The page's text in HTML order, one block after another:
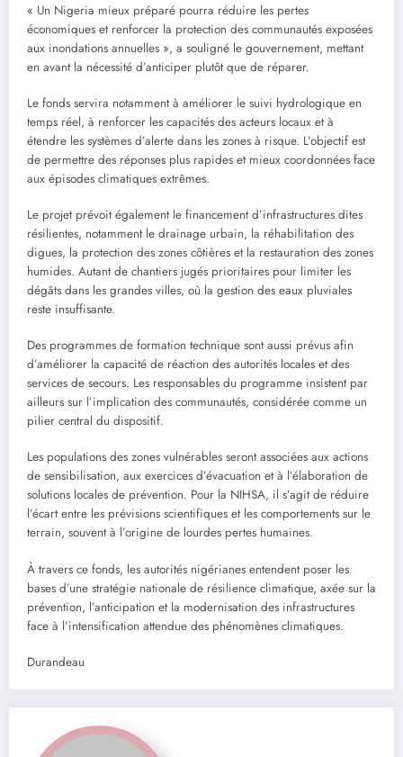
« Un Nigeria mieux préparé pourra réduire les pertes
économiques et renforcer la protection des communautés exposées
aux inondations annuelles », a souligné le gouvernement, mettant
en avant la nécessité d’anticiper plutôt que de réparer.
Le fonds servira notamment à améliorer le suivi hydrologique en
temps réel, à renforcer les capacités des acteurs locaux et à
étendre les systèmes d’alerte dans les zones à risque. L’objectif est
de permettre des réponses plus rapides et mieux coordonnées face
aux épisodes climatiques extrêmes.
Le projet prévoit également le financement d’infrastructures dites
résilientes, notamment le drainage urbain, la réhabilitation des
digues, la protection des zones côtières et la restauration des zones
humides. Autant de chantiers jugés prioritaires pour limiter les
dégâts dans les grandes villes, où la gestion des eaux pluviales
reste insuffisante.
Des programmes de formation technique sont aussi prévus afin
d’améliorer la capacité de réaction des autorités locales et des
services de secours. Les responsables du programme insistent par
ailleurs sur l’implication des communautés, considérée comme un
pilier central du dispositif.
Les populations des zones vulnérables seront associées aux actions
de sensibilisation, aux exercices d’évacuation et à l’élaboration de
solutions locales de prévention. Pour la NIHSA, il s’agit de réduire
l’écart entre les prévisions scientifiques et les comportements sur le
terrain, souvent à l’origine de lourdes pertes humaines.
À travers ce fonds, les autorités nigérianes entendent poser les
bases d’une stratégie nationale de résilience climatique, axée sur la
prévention, l’anticipation et la modernisation des infrastructures
face à l’intensification attendue des phénomènes climatiques.
Durandeau